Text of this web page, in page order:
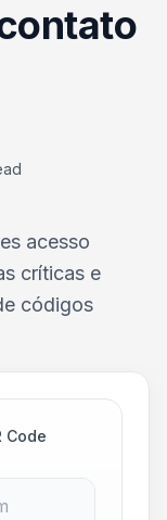
acesso
críticas e
códigos
Code